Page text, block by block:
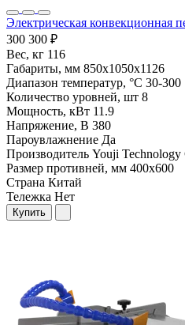
Электрическая конвекционная
300 300 ₽
Вес, кг 116
Габариты, мм 850х1050х1126
Диапазон температур, °С 30-300
Количество уровней, шт 8
Мощность, кВт 11.9
Напряжение, В 380
Пароувлажнение Да
Производитель Youji
Размер противней, мм 400х600
Страна Китай
Тележка Нет
Купить